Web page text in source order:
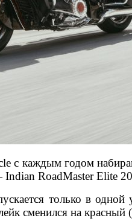
с каждым годом
RoadMaster Elite
только в
сменился на